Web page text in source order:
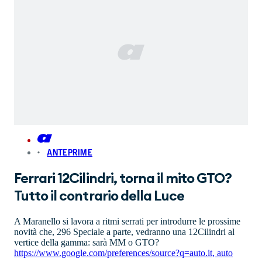
ANTEPRIME
Ferrari 12Cilindri, torna il mito GTO?
Tutto il contrario della Luce
A Maranello si lavora a ritmi serrati per introdurre le prossime
novità che, 296 Speciale a parte, vedranno una 12Cilindri al
vertice della gamma: sarà MM o GTO?
https://www.google.com/preferences/source?q=auto.it, auto